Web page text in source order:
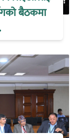
बैठकमा